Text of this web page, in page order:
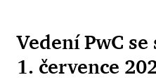
Vedení PwC
1. července